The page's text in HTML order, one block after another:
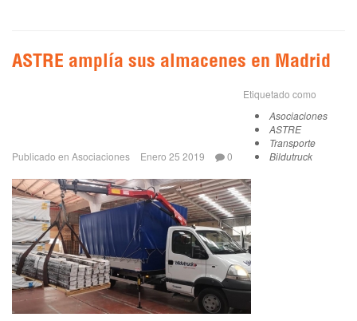
ASTRE amplía sus almacenes en Madrid
Publicado en Asociaciones Enero 25 2019 0
Etiquetado como
Asociaciones
ASTRE
Transporte
Bildutruck